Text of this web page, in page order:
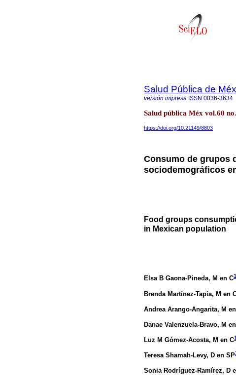
Salud Pública de
versión impresa ISSN 0036-3634
Salud pública Méx vol.60
https://doi.org/10.21149/8803
Consumo de grupos
sociodemográficos
Food groups
in Mexican population
Elsa B Gaona-Pineda, M en C1
Brenda Martínez-Tapia, M en
Andrea Arango-Angarita, M
Danae Valenzuela-Bravo, M
Luz M Gómez-Acosta, M en C
Teresa Shamah-Levy, D en SP
Sonia Rodríguez-Ramírez, D